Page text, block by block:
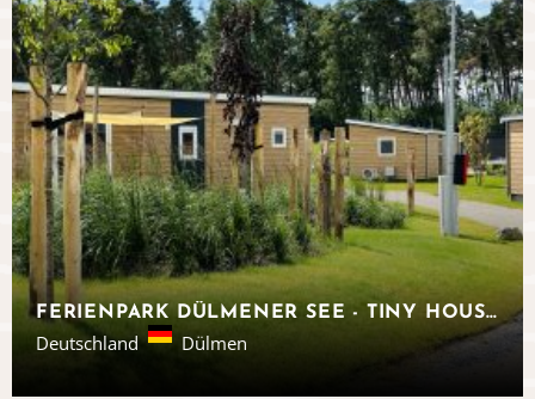
FERIENPARK DÜLMENER SEE - TINY HOUSE, NORDRHEIN-WESTFALEN
Deutschland Dülmen